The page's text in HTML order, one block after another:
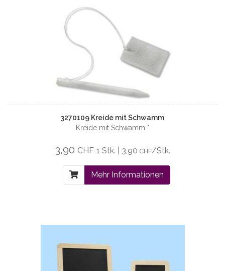
3270109 Kreide mit Schwamm
Kreide mit Schwamm *
3,90 CHF 1 Stk. | 3,90 CHF/Stk.
Mehr Informationen